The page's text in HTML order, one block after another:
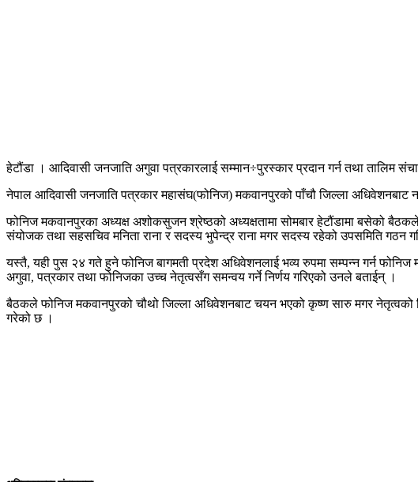
हेटौंडा । आदिवासी जनजाति अगुवा पत्रकारलाई सम्मान÷पुरस्कार प्रदान गर्न तथा तालिम
नेपाल आदिवासी जनजाति पत्रकार महासंघ(फोनिज) मकवानपुरको पाँचौ जिल्ला अधिवेशनबाट
फोनिज मकवानपुरका अध्यक्ष अशोकसुजन श्रेष्ठको अध्यक्षतामा सोमबार हेटौंडामा बसेको
संयोजक तथा सहसचिव मनिता राना र सदस्य भुपेन्द्र राना मगर सदस्य रहेको उपसमिति गठन
यस्तै, यही पुस २४ गते हुने फोनिज बागमती प्रदेश अधिवेशनलाई भव्य रुपमा सम्पन्न गर्न
अगुवा, पत्रकार तथा फोनिजका उच्च नेतृत्वसँग समन्वय गर्ने निर्णय गरिएको उनले बताईन् ।
बैठकले फोनिज मकवानपुरको चौथो जिल्ला अधिवेशनबाट चयन भएको कृष्ण सारु मगर नेतृत्वको
गरेको छ ।